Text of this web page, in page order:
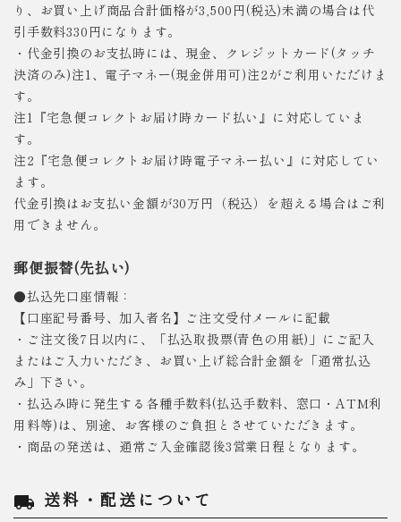
り、お買い上げ商品合計価格が3,500円(税込)未満の場合は代
引手数料330円になります。
・代金引換のお支払時には、現金、クレジットカード(タッチ
決済のみ)注1、電子マネー(現金併用可)注2がご利用いただけま
す。
注1『宅急便コレクトお届け時カード払い』に対応していま
す。
注2『宅急便コレクトお届け時電子マネー払い』に対応してい
ます。
代金引換はお支払い金額が30万円（税込）を超える場合はご利
用できません。
郵便振替(先払い)
●払込先口座情報：
【口座記号番号、加入者名】ご注文受付メールに記載
・ご注文後7日以内に、「払込取扱票(青色の用紙)」にご記入
またはご入力いただき、お買い上げ総合計金額を「通常払込
み」下さい。
・払込み時に発生する各種手数料(払込手数料、窓口・ATM利
用料等)は、別途、お客様のご負担とさせていただきます。
・商品の発送は、通常ご入金確認後3営業日程となります。
local_shipping 送料・配送について